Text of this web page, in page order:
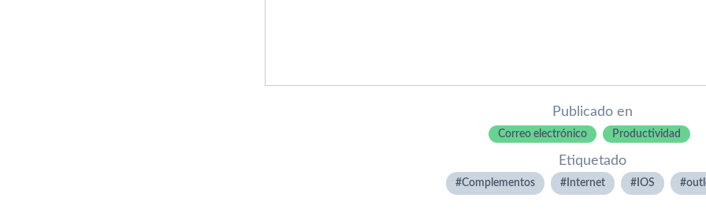
Publicado en
Correo electrónico Productividad
Etiquetado
Complementos Internet IOS